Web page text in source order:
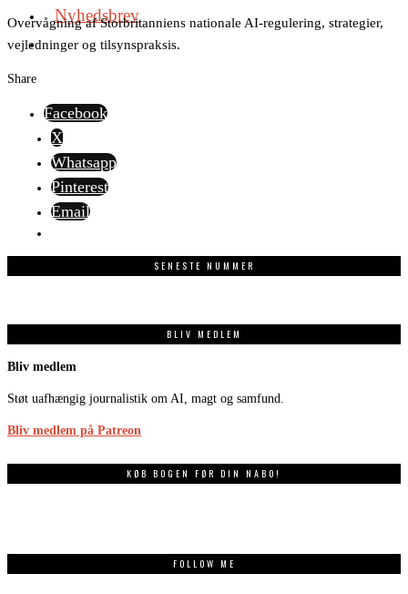
Nyhedsbrev
Overvågning af Storbritanniens nationale AI-regulering, strategier,
vejledninger og tilsynspraksis.
Share
Facebook
X
Whatsapp
Pinterest
Email
SENESTE NUMMER
BLIV MEDLEM
Bliv medlem
Støt uafhængig journalistik om AI, magt og samfund.
Bliv medlem på Patreon
KØB BOGEN FØR DIN NABO!
FOLLOW ME